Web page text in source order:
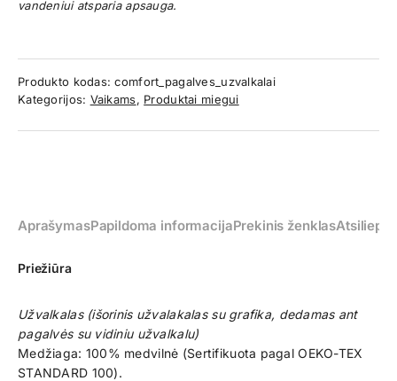
vandeniui atsparia apsauga.
Produkto kodas:comfort_pagalves_uzvalkalai
Kategorijos: Vaikams, Produktai miegui
AprašymasPapildoma informacijaPrekinis ženklas
Priežiūra
Užvalkalas (išorinis užvalakalas su grafika, dedamas ant
pagalvės su vidiniu užvalkalu)
Medžiaga: 100% medvilnė (Sertifikuota pagal OEKO-TEX
STANDARD 100).